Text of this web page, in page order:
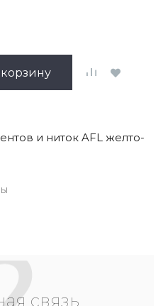
и ниток AFL желто-
связь